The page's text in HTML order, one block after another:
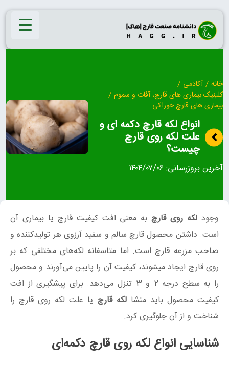
Skip
content
خانه / آکادمی /
کلینیک بیماری‌ های قارچ، آفات و سموم /
بیماری های قارچ خوراکی
انواع لکه قارچ دکمه‌‌ ای و
علت لکه روی قارچ
چیست؟
آخرین بروزرسانی: ۱۴۰۴/۰۷/۰۶
وجود لکه روی قارچبه معنی افت کیفیت قارچ یا بیماری آن
است. داشتن محصول قارچ سالم و سفید آرزوی هر تولیدکننده و
صاحب مزرعه قارچ است. اما متاسفانه لکه‌های مختلفی که بر
روی قارچ ایجاد میشوند، کیفیت آن را پایین می‌آورند و محصول
را به سطح درجه 2 و 3 تنزل می‌دهد. برای پیشگیری از افت
کیفیت محصول باید منشالکه قارچ یا علت لکه روی قارچ را
شناخت و از آن جلوگیری کرد.
شناسایی انواع لکه‌ روی قارچ دکمه‌ای